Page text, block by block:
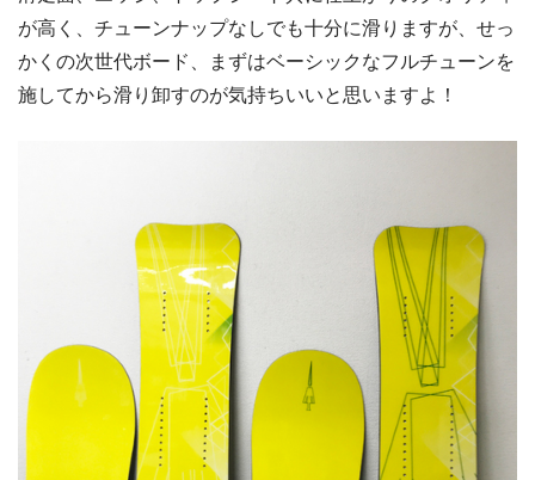
が高く、チューンナップなしでも十分に滑りますが、せっ
かくの次世代ボード、まずはベーシックなフルチューンを
施してから滑り卸すのが気持ちいいと思いますよ！